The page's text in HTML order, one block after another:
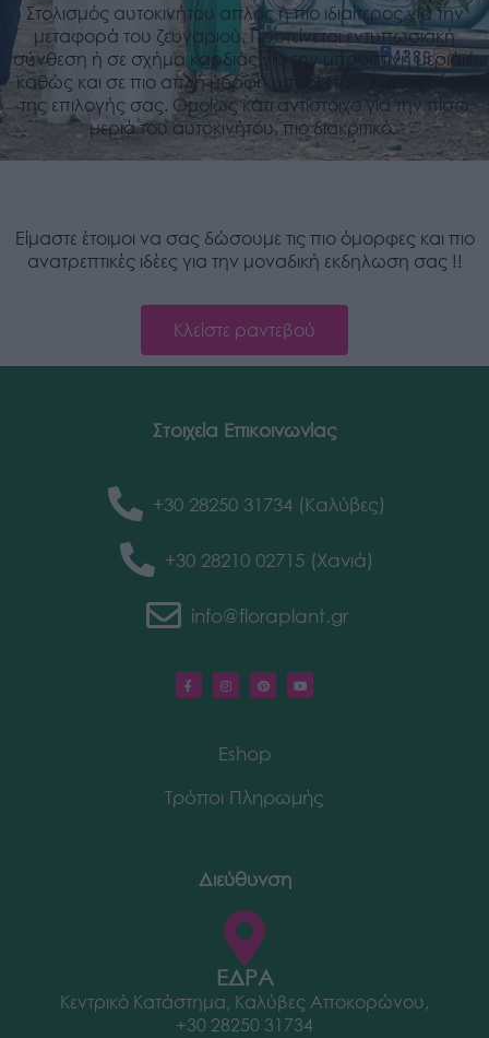
Στολισμός αυτοκινήτου απλός ή πιο ιδιαίτερος για την
μεταφορά του ζευγαριού. Προτείνεται εντυπωσιακή
σύνθεση ή σε σχήμα καρδιάς για την μπροστινή μεριά ή
καθώς και σε πιο απλή μορφή μπουκετάκια με ύφασμα
της επιλογής σας. Ομοίως κάτι αντίστοιχο για την πίσω
μεριά του αυτοκινήτου, πιο διακριτικό.
Είμαστε έτοιμοι να σας δώσουμε τις πιο όμορφες και πιο
ανατρεπτικές ιδέες για την μοναδική εκδηλωση σας !!
Κλείστε ραντεβού
Στοιχεία Επικοινωνίας
+30 28250 31734 (Καλύβες)
+30 28210 02715 (Χανιά)
info@floraplant.gr
Eshop
Τρόποι Πληρωμής
Διεύθυνση
ΕΔΡΑ
Κεντρικό Κατάστημα, Καλύβες Αποκορώνου,
+30 28250 31734